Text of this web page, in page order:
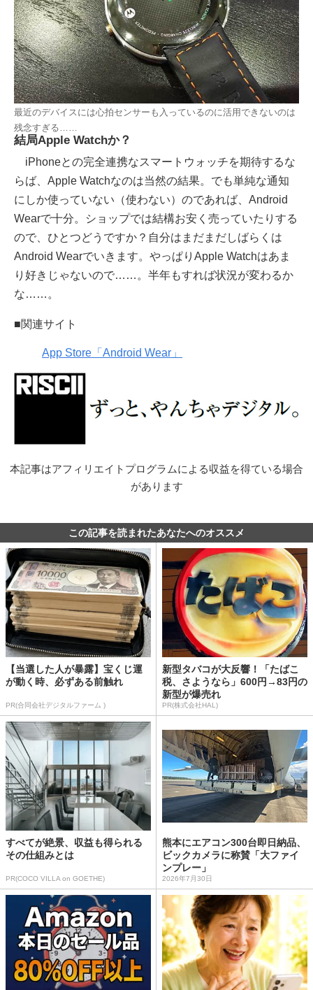
最近のデバイスには心拍センサーも入っているのに活用できないのは
残念すぎる……
結局Apple Watchか？
iPhoneとの完全連携なスマートウォッチを期待するな
らば、Apple Watchなのは当然の結果。でも単純な通知
にしか使っていない（使わない）のであれば、Android
Wearで十分。ショップでは結構お安く売っていたりする
ので、ひとつどうですか？自分はまだまだしばらくは
Android Wearでいきます。やっぱりApple Watchはあま
り好きじゃないので……。半年もすれば状況が変わるか
な……。
■関連サイト
App Store「Android Wear」
本記事はアフィリエイトプログラムによる収益を得ている場合
があります
この記事を読まれたあなたへのオススメ
【当選した人が暴露】宝くじ運
が動く時、必ずある前触れ
PR(合同会社デジタルファーム )
新型タバコが大反響！「たばこ
税、さようなら」600円→83円の
新型が爆売れ
PR(株式会社HAL)
すべてが絶景、収益も得られる
その仕組みとは
PR(COCO VILLA on GOETHE)
熊本にエアコン300台即日納品、
ビックカメラに称賛「大ファイ
ンプレー」
2026年7月30日